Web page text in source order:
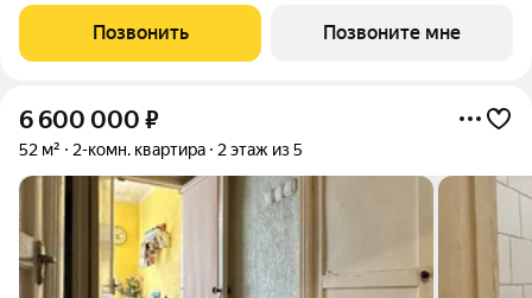
Позвонить Позвоните мне
6 600 000 ₽
52 м² 2-комн. квартира 2 этаж из 5